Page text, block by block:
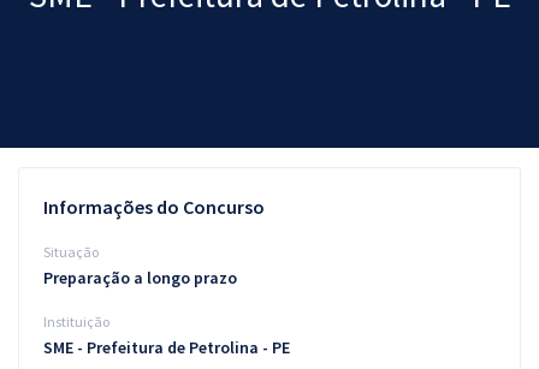
Questões grátis
Blog
Informações do Concurso
Situação
Preparação a longo prazo
Instituição
SME - Prefeitura de Petrolina - PE